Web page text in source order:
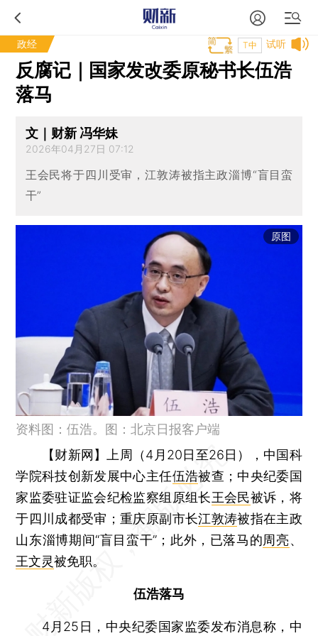
政经 试听
T中
反腐记｜国家发改委原秘书长伍浩
落马
文｜财新 冯华妹
2026年04月27日 07:12
王会民将于四川受审，江敦涛被指主政淄博“盲目蛮
干”
原图
资料图：伍浩。图：北京日报客户端
【财新网】
上周（4月20日至26日），中国科
学院科技创新发展中心主任伍浩被查；中央纪委国
家监委驻证监会纪检监察组原组长王会民被诉，将
于四川成都受审；重庆原副市长江敦涛被指在主政
山东淄博期间“盲目蛮干”；此外，已落马的周亮、
王文灵被免职。
伍浩落马
4月25日，中央纪委国家监委发布消息称，中